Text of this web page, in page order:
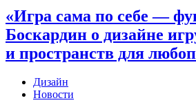
«Игра сама по себе —
Боскардин о дизайне
и пространств для
Дизайн
Новости